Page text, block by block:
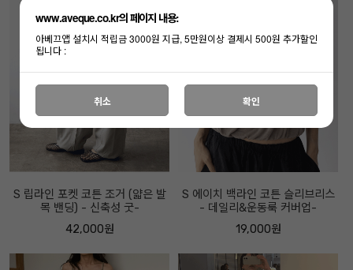
S 립라인 포켓 코튼 조거 (얇은 발
목 밴딩) - 신축성 굿-
42,000원
S 에이치 백라인 코튼 슬리브리스
- 데일리&운동룩 커버업-
19,000원
www.aveque.co.kr의 페이지 내용:
아베끄앱 설치시 적립금 3000원 지급, 5만원이상 결제시 500원 추가할인
됩니다 :
취소 확인